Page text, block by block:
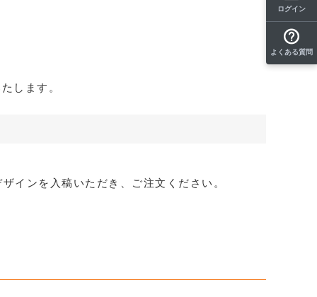
します。
インを入稿いただき、ご注文ください。
ログイン
よくある質問